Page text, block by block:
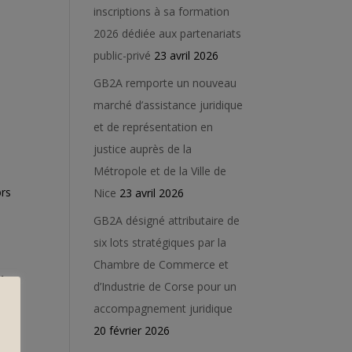
inscriptions à sa formation
2026 dédiée aux partenariats
public-privé 23 avril 2026
GB2A remporte un nouveau
marché d’assistance juridique
et de représentation en
justice auprès de la
Métropole et de la Ville de
Nice 23 avril 2026
GB2A désigné attributaire de
six lots stratégiques par la
Chambre de Commerce et
d’Industrie de Corse pour un
accompagnement juridique
20 février 2026